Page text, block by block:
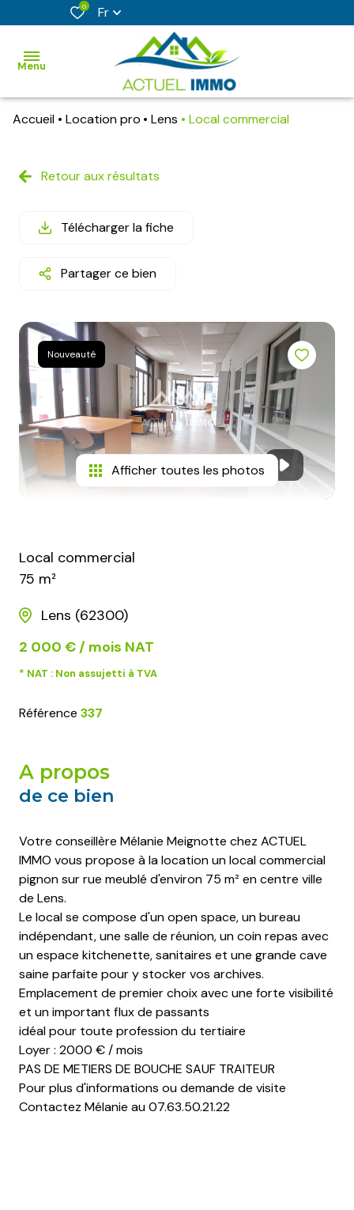
0 Fr
Menu
acheter
son
nos
conseillers
contact
Accueil Location pro Lens Local commercial
Retour aux résultats
Télécharger la fiche
Partager ce bien
Nouveauté
Afficher toutes les photos
Local commercial
75 m²
Lens (62300)
2 000 € / mois NAT
* NAT : Non assujetti à TVA
Référence 337
a propos
de ce bien
Votre conseillère Mélanie Meignotte chez ACTUEL
IMMO vous propose à la location un local commercial
pignon sur rue meublé d'environ 75 m² en centre ville
de Lens.
Le local se compose d'un open space, un bureau
indépendant, une salle de réunion, un coin repas avec
un espace kitchenette, sanitaires et une grande cave
saine parfaite pour y stocker vos archives.
Emplacement de premier choix avec une forte visibilité
et un important flux de passants
idéal pour toute profession du tertiaire
Loyer : 2000 € / mois
PAS DE METIERS DE BOUCHE SAUF TRAITEUR
Pour plus d'informations ou demande de visite
Contactez Mélanie au 07.63.50.21.22